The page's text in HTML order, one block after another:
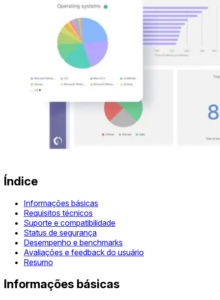
Índice
Informações básicas
Requisitos técnicos
Suporte e compatibilidade
Status de segurança
Desempenho e benchmarks
Avaliações e feedback do usuário
Resumo
Informações básicas